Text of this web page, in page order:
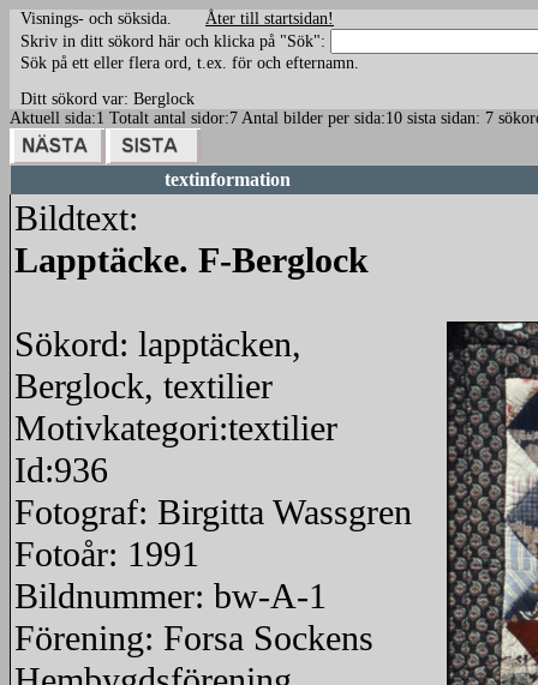
Visnings- och söksida. Åter till startsidan!
Skriv in ditt sökord här och klicka på "Sök":
Sök på ett eller flera ord, t.ex. för och efternamn.
Ditt sökord var: Berglock
Aktuell sida:1 Totalt antal sidor:7 Antal bilder per sida:10 sista sidan: 7
textinformation
Bildtext:
Lapptäcke. F-Berglock
Sökord: lapptäcken,
Berglock, textilier
Motivkategori:textilier
Id:936
Fotograf: Birgitta Wassgren
Fotoår: 1991
Bildnummer: bw-A-1
Förening: Forsa Sockens